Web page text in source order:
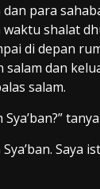
para
waktu shalat
di depan
salam dan
salam.
Saya